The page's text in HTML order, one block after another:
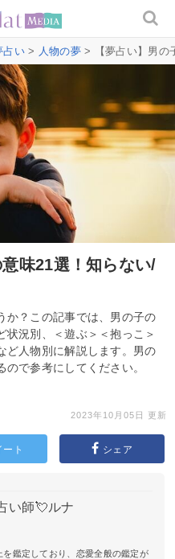
占い> 人物の夢> 【夢占い】男の
意味21選！知らない/
か？この記事では、男の子の
況別、＜遊ぶ＞＜抱っこ＞
ど人物別に解説します。男の
で参考にしてください。
2023年10月05日 更新
ート シェア
い師💘ルナ
鑑定しており、恋愛全般の鑑定が